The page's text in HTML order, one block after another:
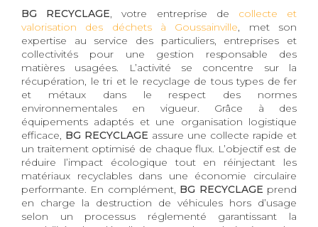
BG RECYCLAGE, votre entreprise de collecte et
valorisation des déchets à Goussainville, met son
expertise au service des particuliers, entreprises et
collectivités pour une gestion responsable des
matières usagées. L’activité se concentre sur la
récupération, le tri et le recyclage de tous types de fer
et métaux dans le respect des normes
environnementales en vigueur. Grâce à des
équipements adaptés et une organisation logistique
efficace, BG RECYCLAGE assure une collecte rapide et
un traitement optimisé de chaque flux. L’objectif est de
réduire l’impact écologique tout en réinjectant les
matériaux recyclables dans une économie circulaire
performante. En complément, BG RECYCLAGE prend
en charge la destruction de véhicules hors d’usage
selon un processus réglementé garantissant la